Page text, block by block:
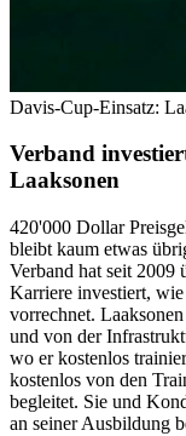
Davis-Cup-Einsatz:
Verband
Laaksonen
420'000 Dollar
bleibt kaum etwas
Verband hat seit 2009
Karriere investiert,
vorrechnet.
und von der
wo er kostenlos
kostenlos von den
begleitet. Sie und
an seiner Ausbildung